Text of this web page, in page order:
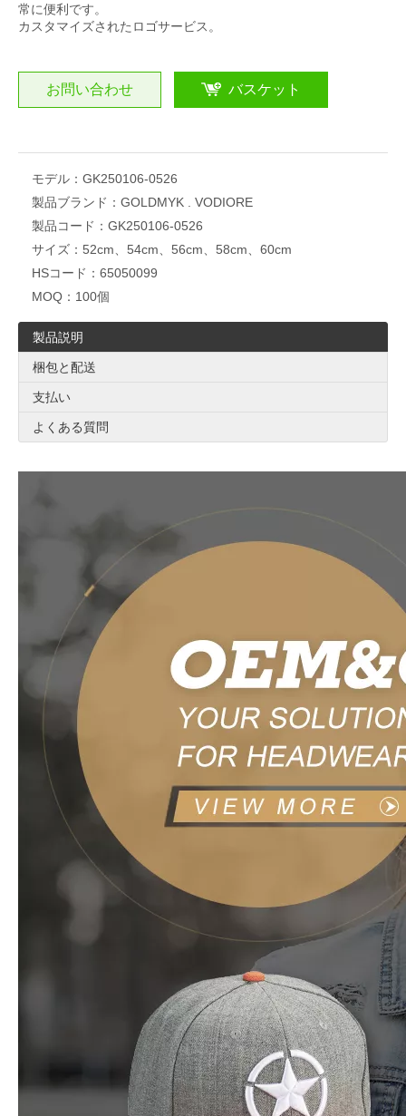
常に便利です。
カスタマイズされたロゴサービス。
お問い合わせ バスケット
モデル： GK250106-0526
製品ブランド： GOLDMYK . VODIORE
製品コード： GK250106-0526
サイズ： 52cm、54cm、56cm、58cm、60cm
HSコード： 65050099
MOQ： 100個
製品説明
梱包と配送
支払い
よくある質問